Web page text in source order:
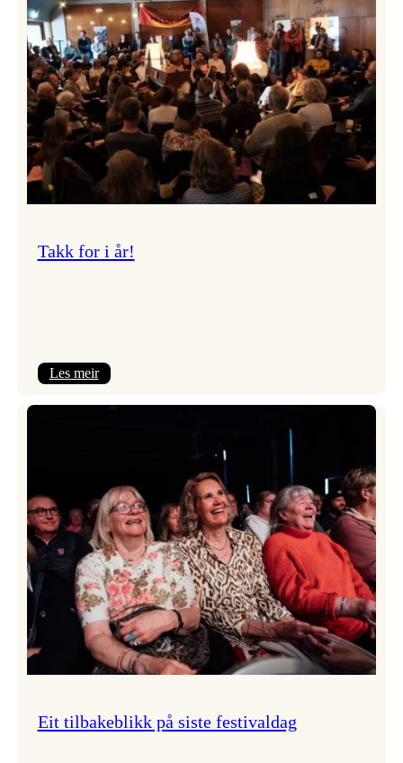
om
endringar
i
administrasjonen
Takk for i år!
Les meir:
Eit tilbakeblikk på siste festivaldag